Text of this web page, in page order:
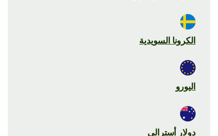
الكرونا السويدية
اليورو
دولار أسترالي